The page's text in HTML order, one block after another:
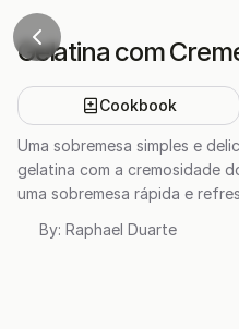
Gelatina com
Cookbook
Uma sobremesa simples e
gelatina com a cremosidade
uma sobremesa rápida e
By: Raphael Duarte